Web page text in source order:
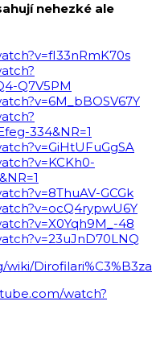
nehezké ale
Q7V5PM
334&NR=1
GCGk
48
Dirofilari%C3%B3za
watch?